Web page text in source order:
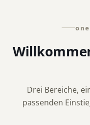
Drei Bereiche,
passenden